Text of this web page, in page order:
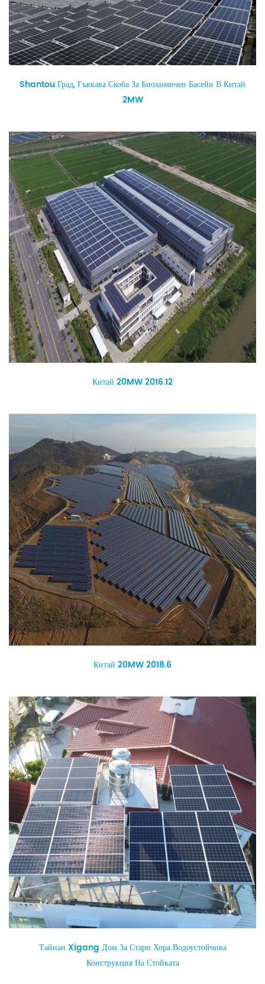
Shantou Град, Гъвкава Скоба За Биохимичен Басейн В Китай
2MW
Китай 20MW 2016.12
Китай 20MW 2018.6
Тайнан Xigang Дом За Стари Хора Водоустойчива
Конструкция На Стойката